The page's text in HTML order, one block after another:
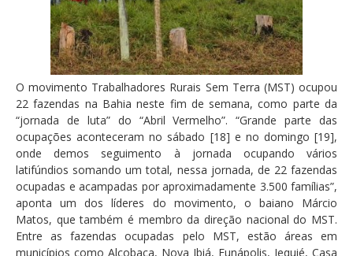
O movimento Trabalhadores Rurais Sem Terra (MST) ocupou
22 fazendas na Bahia neste fim de semana, como parte da
“jornada de luta” do “Abril Vermelho”. “Grande parte das
ocupações aconteceram no sábado [18] e no domingo [19],
onde demos seguimento à jornada ocupando vários
latifúndios somando um total, nessa jornada, de 22 fazendas
ocupadas e acampadas por aproximadamente 3.500 famílias”,
aponta um dos líderes do movimento, o baiano Márcio
Matos, que também é membro da direção nacional do MST.
Entre as fazendas ocupadas pelo MST, estão áreas em
municípios como Alcobaça, Nova Ibiá, Eunápolis, Jequié, Casa